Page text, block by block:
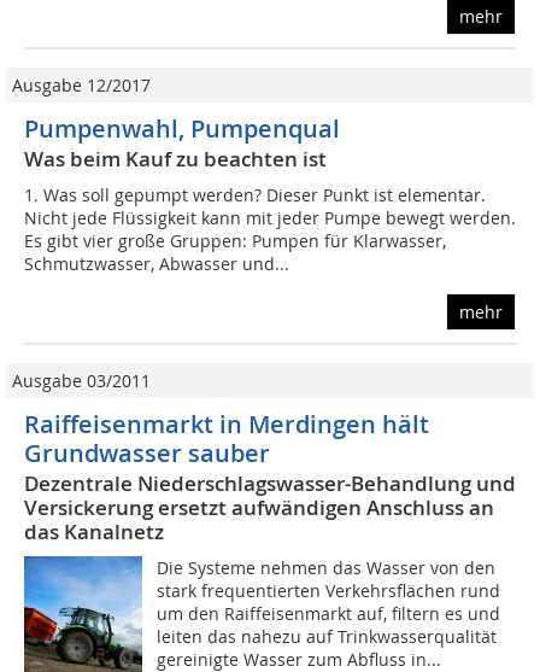
mehr
Ausgabe 12/2017
Pumpenwahl, Pumpenqual
Was beim Kauf zu beachten ist
1. Was soll gepumpt werden? Dieser Punkt ist elementar.
Nicht jede Flüssigkeit kann mit jeder Pumpe bewegt werden.
Es gibt vier große Gruppen: Pumpen für Klarwasser,
Schmutzwasser, Abwasser und...
mehr
Ausgabe 03/2011
Raiffeisenmarkt in Merdingen hält
Grundwasser sauber
Dezentrale Niederschlagswasser-Behandlung und
Versickerung ersetzt aufwändigen Anschluss an
das Kanalnetz
Die Systeme nehmen das Wasser von den
stark frequentierten Verkehrsflächen rund
um den Raiffeisenmarkt auf, filtern es und
leiten das nahezu auf Trinkwasserqualität
gereinigte Wasser zum Abfluss in...